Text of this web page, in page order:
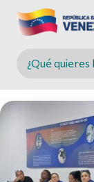
Buscar en